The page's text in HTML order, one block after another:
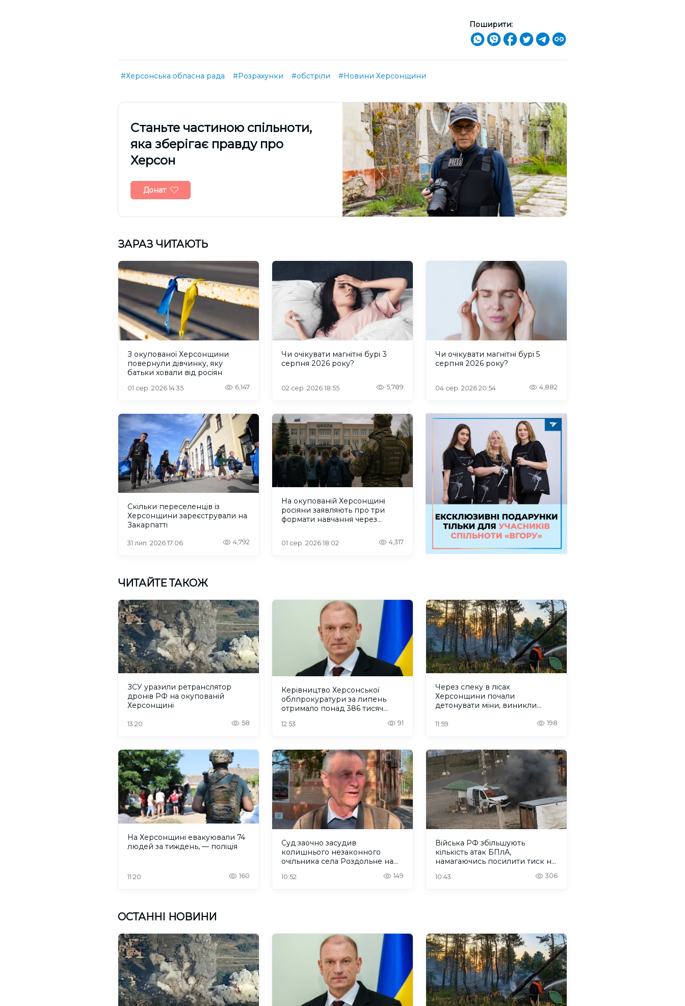
Поширити:
#Херсонська обласна рада #Розрахунки #обстріли #Новини Херсонщини
Cтаньте частиною спільноти,
яка зберігає правду про
Херсон
Донат
ЗАРАЗ ЧИТАЮТЬ
З окупованої Херсонщини
повернули дівчинку, яку
батьки ховали від росіян
01 сер. 2026 14:35 6,147
Чи очікувати магнітні бурі 3
серпня 2026 року?
02 сер. 2026 18:55 5,789
Чи очікувати магнітні бурі 5
серпня 2026 року?
04 сер. 2026 20:54 4,882
Скільки переселенців із
Херсонщини зареєстрували на
Закарпатті
31 лип. 2026 17:06 4,792
На окупованій Херсонщині
росіяни заявляють про три
формати навчання через
01 сер. 2026 18:02 4,317
ЧИТАЙТЕ ТАКОЖ
ЗСУ уразили ретранслятор
дронів РФ на окупованій
Херсонщині
13:20 58
Керівництво Херсонської
облпрокуратури за липень
отримало понад 386 тисяч
12:53 91
Через спеку в лісах
Херсонщини почали
детонувати міни, виникли
11:59 198
На Херсонщині евакуювали 74
людей за тиждень, — поліція
11:20 160
Суд заочно засудив
колишнього незаконного
очільника села Роздольне на
10:52 149
Війська РФ збільшують
кількість атак БПлА,
намагаючись посилити тиск на
10:43 306
ОСТАННІ НОВИНИ